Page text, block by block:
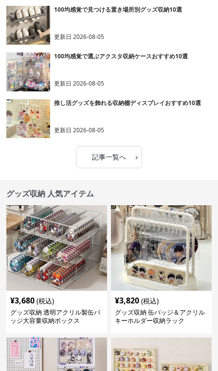
100均感覚で見つける置き場所別グッズ収納10選
更新日2026-08-05
100均感覚で選ぶアクスタ収納ケースおすすめ10選
更新日2026-08-05
推し活グッズを飾れる収納棚ディスプレイおすすめ10選
更新日2026-08-05
記事一覧へ ›
グッズ収納 人気アイテム
¥3,680 (税込)
グッズ収納 透明アクリル製缶バ
ッジ大容量収納ボックス
¥3,820 (税込)
グッズ収納 缶バッジ＆アクリル
キーホルダー収納ラック